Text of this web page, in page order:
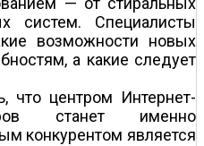
систем. Специалисты
возможности новых
а какие следует
что центром Интернет-
станет именно
конкурентом является